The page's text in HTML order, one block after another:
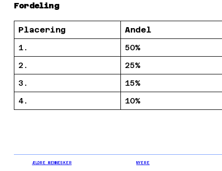
Fordeling
Placering
Andel
1.
50%
2.
25%
3.
15%
4.
10%
ÆLDRE MENNESKER NYERE